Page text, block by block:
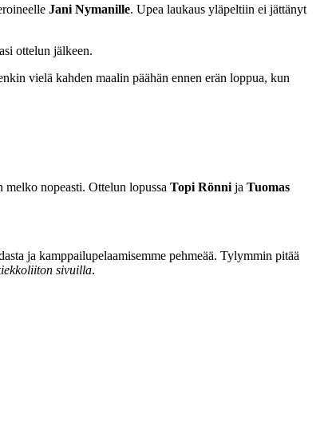
Jani Nymanille. Upea laukaus yläpeltiin ei jättänyt
ottelun jälkeen.
vielä kahden maalin päähän ennen erän loppua, kun
nopeasti. Ottelun lopussa Topi Rönni ja Tuomas
ja kamppailupelaamisemme pehmeää. Tylymmin pitää
sivuilla.